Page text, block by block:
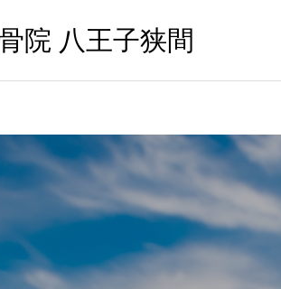
院 八王子狭間